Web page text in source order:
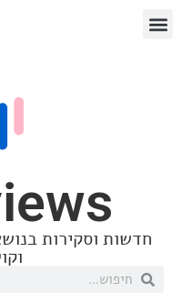
בנושא סרטים,
וקולנוע ביתי